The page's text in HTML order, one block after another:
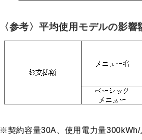
〈参考〉平均使用モデルの影
※契約容量30A、使用電力量